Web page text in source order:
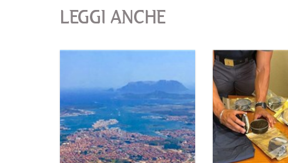
LEGGI ANCHE